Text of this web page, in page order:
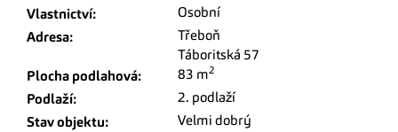
Vlastnictví:
Osobní
Adresa:
Třeboň
Táboritská 57
Plocha podlahová:
83 m2
Podlaží:
2. podlaží
Stav objektu:
Velmi dobrý